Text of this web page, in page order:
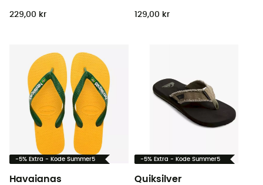
229,00 kr 129,00 kr
-5% Extra - Kode Summer5
Havaianas
-5% Extra - Kode Summer5
Quiksilver